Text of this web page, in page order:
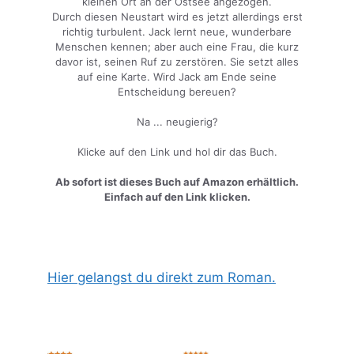
Durch diesen Neustart wird es jetzt allerdings erst
richtig turbulent. Jack lernt neue, wunderbare
Menschen kennen; aber auch eine Frau, die kurz
davor ist, seinen Ruf zu zerstören. Sie setzt alles
auf eine Karte. Wird Jack am Ende seine
Entscheidung bereuen?
Na ... neugierig?
Klicke auf den Link und hol dir das Buch.
Ab sofort ist dieses Buch auf Amazon erhältlich.
Einfach auf den Link klicken.
Hier gelangst du direkt zum Roman.